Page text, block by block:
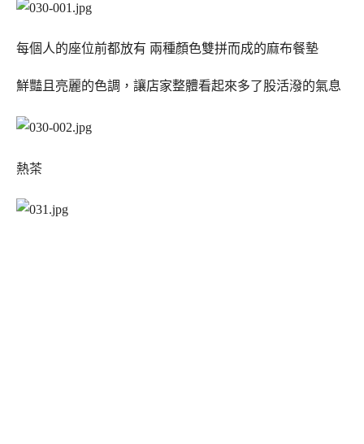
每個人的座位前都放有 兩種顏色雙拼而成的麻布餐墊
鮮豔且亮麗的色調，讓店家整體看起來多了股活潑的氣息
熱茶